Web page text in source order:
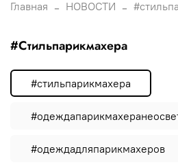
Главная НОВОСТИ
#стильпарикмахера
#стильпарикмахера
#одеждадляпарикмахеров